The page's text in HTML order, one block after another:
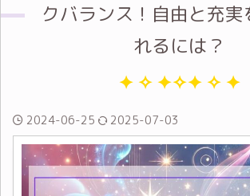
クバランス！自由と充実
れるには？
2024-06-25 2025-07-03